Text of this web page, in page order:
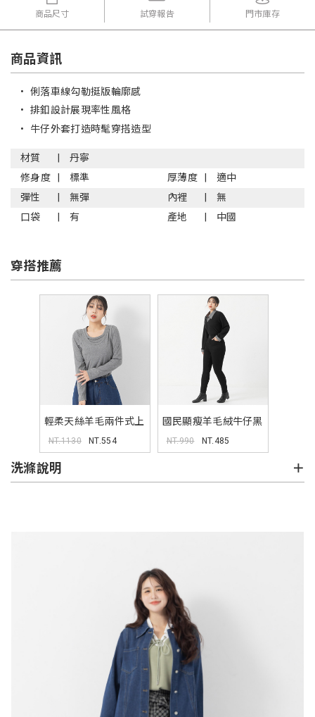
商品尺寸 試穿報告 門市庫存
商品資訊
• 俐落車線勾勒挺版輪廓感
• 排釦設計展現率性風格
• 牛仔外套打造時髦穿搭造型
材質
丹寧
修身度
標準 厚薄度
適中
彈性
無彈 內裡
無
口袋
有 產地 中國
穿搭推薦
輕柔天絲羊毛兩件式上
衣(附背心)
NT.1130 NT.554
國民顯瘦羊毛絨牛仔黑
褲
NT.990 NT.485
洗滌說明